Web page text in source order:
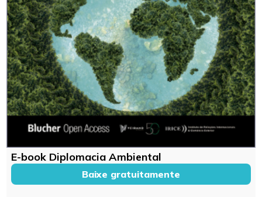
E-book Diplomacia Ambiental
Baixe gratuitamente